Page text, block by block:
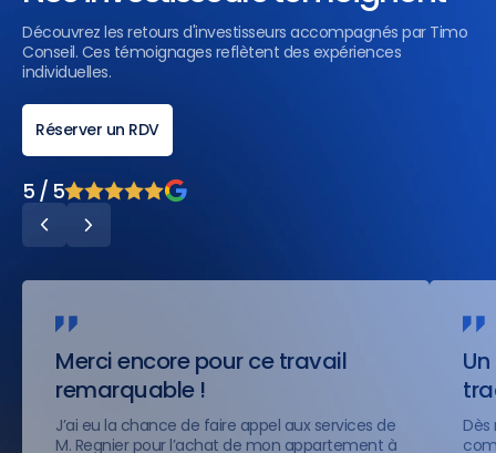
Découvrez les retours d'investisseurs accompagnés par Timo
Conseil. Ces témoignages reflètent des expériences
individuelles.
Réserver un RDV
5 / 5
Merci encore pour ce travail
remarquable !
J’ai eu la chance de faire appel aux services de
M. Regnier pour l’achat de mon appartement à